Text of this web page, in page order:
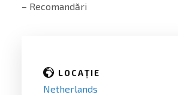
– Recomandări
LOCAȚIE
Netherlands